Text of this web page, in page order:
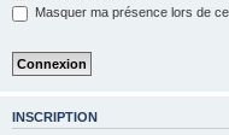
Masquer ma présence lors de
INSCRIPTION